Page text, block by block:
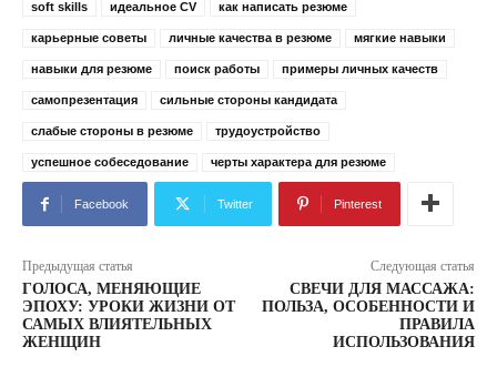
soft skills идеальное CV как написать резюме
карьерные советы личные качества в резюме мягкие навыки
навыки для резюме поиск работы примеры личных качеств
самопрезентация сильные стороны кандидата
слабые стороны в резюме трудоустройство
успешное собеседование черты характера для резюме
Facebook Twitter Pinterest
Предыдущая статья
ГОЛОСА, МЕНЯЮЩИЕ
ЭПОХУ: УРОКИ ЖИЗНИ ОТ
САМЫХ ВЛИЯТЕЛЬНЫХ
ЖЕНЩИН
Следующая статья
СВЕЧИ ДЛЯ МАССАЖА:
ПОЛЬЗА, ОСОБЕННОСТИ И
ПРАВИЛА
ИСПОЛЬЗОВАНИЯ